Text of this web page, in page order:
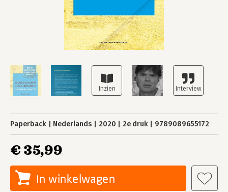
Paperback Nederlands 2020 2e druk 9789089655172
€ 35,99
In winkelwagen